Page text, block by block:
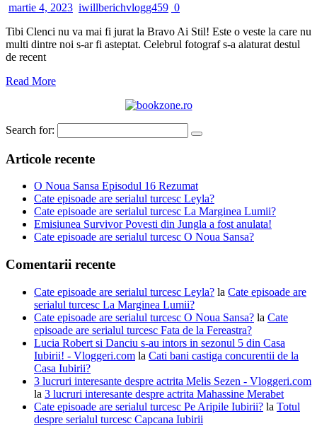
martie 4, 2023 iwillberichvlogg459 0
Tibi Clenci nu va mai fi jurat la Bravo Ai Stil! Este o veste la care nu
multi dintre noi s-ar fi asteptat. Celebrul fotograf s-a alaturat destul
de recent
Read More
Search for:
Articole recente
O Noua Sansa Episodul 16 Rezumat
Cate episoade are serialul turcesc Leyla?
Cate episoade are serialul turcesc La Marginea Lumii?
Emisiunea Survivor Povesti din Jungla a fost anulata!
Cate episoade are serialul turcesc O Noua Sansa?
Comentarii recente
Cate episoade are serialul turcesc Leyla? la Cate episoade are
serialul turcesc La Marginea Lumii?
Cate episoade are serialul turcesc O Noua Sansa? la Cate
episoade are serialul turcesc Fata de la Fereastra?
Lucia Robert si Danciu s-au intors in sezonul 5 din Casa
Iubirii! - Vloggeri.com la Cati bani castiga concurentii de la
Casa Iubirii?
3 lucruri interesante despre actrita Melis Sezen - Vloggeri.com
la 3 lucruri interesante despre actrita Mahassine Merabet
Cate episoade are serialul turcesc Pe Aripile Iubirii? la Totul
despre serialul turcesc Capcana Iubirii